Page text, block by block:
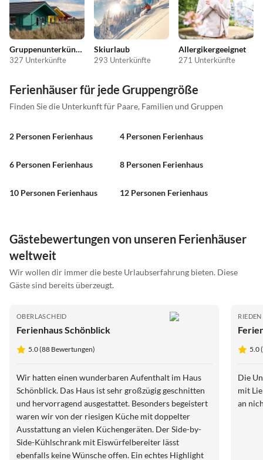
Gruppenunterkünfte
327 Unterkünfte
Skiurlaub
293 Unterkünfte
Allergikergeeignet
271 Unterkünfte
Ferienhäuser für jede Gruppengröße
Finden Sie die Unterkunft für Paare, Familien und Gruppen
2 Personen Ferienhaus 4 Personen Ferienhaus
6 Personen Ferienhaus 8 Personen Ferienhaus
10 Personen Ferienhaus 12 Personen Ferienhaus
Gästebewertungen von unseren Ferienhäuser
weltweit
Wir wollen dir immer die beste Urlaubserfahrung bieten. Diese
Gäste sind bereits überzeugt.
OBERLASCHEID
Ferienhaus Schönblick
5.0 (88 Bewertungen)
Wir hatten einen wunderbaren Aufenthalt im Haus
Schönblick. Das Haus ist sehr großzügig geschnitten
und hervorragend ausgestattet. Besonders begeistert
waren wir von der riesigen Küche mit doppelter
Ausstattung an vielen Küchengeräten. Der Side-by-
Side-Kühlschrank mit Eiswürfelbereiter lässt
ebenfalls keine Wünsche offen. Ein echtes Highlight
RIEDEN
5.0
Die Unterkunft war
mit Liebe
an